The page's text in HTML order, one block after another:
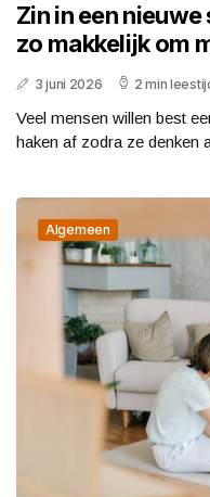
Zin in een
zo makkelijk om
3 juni 2026 2 min
Veel mensen willen best
haken af zodra ze denken
Algemeen